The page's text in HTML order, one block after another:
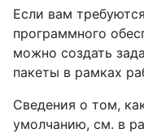
Если вам
программного
можно создать
пакеты в рамках
Сведения о том,
умолчанию, см. в